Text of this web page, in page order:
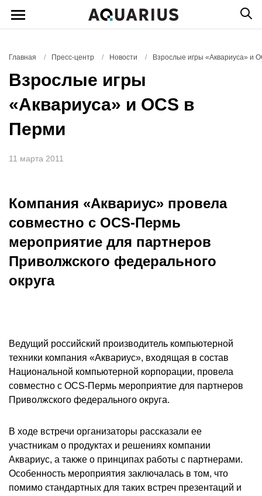
Главная / Пресс-центр / Новости / Взрослые игры «Аквариуса» и
Взрослые игры
«Аквариуса» и OCS в
Перми
11 марта 2011
Компания «Аквариус» провела
совместно с OCS-Пермь
мероприятие для партнеров
Приволжского федерального
округа
Ведущий российский производитель компьютерной
техники компания «Аквариус», входящая в состав
Национальной компьютерной корпорации, провела
совместно с OCS-Пермь мероприятие для партнеров
Приволжского федерального округа.
В ходе встречи организаторы рассказали ее
участникам о продуктах и решениях компании
Аквариус, а также о принципах работы с партнерами.
Особенность мероприятия заключалась в том, что
помимо стандартных для таких встреч презентаций и